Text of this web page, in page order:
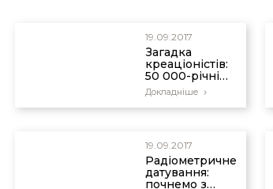
19.09.2017
Загадка
креаціоністів:
50 000-річні
скам'янілості?
Докладніше
19.09.2017
Радіометричне
датування:
почнемо з